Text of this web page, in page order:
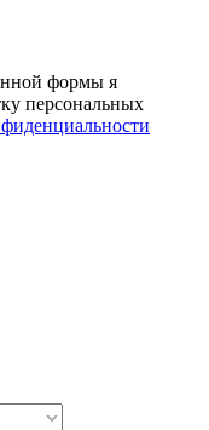
формы я
персональных